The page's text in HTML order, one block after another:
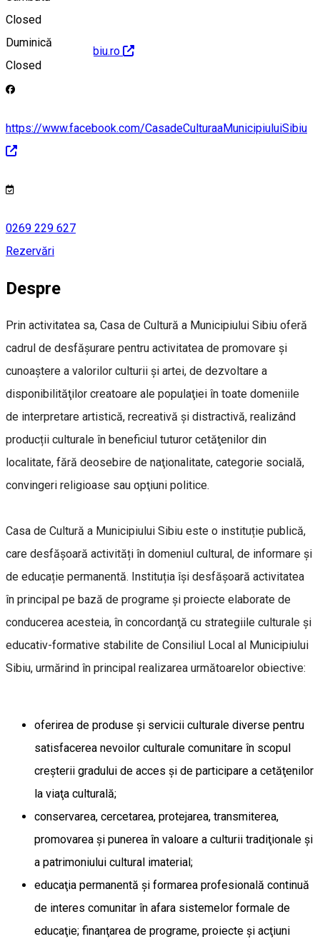
Closed
Duminică
Closed
http://www.ccmsibiu.ro
https://www.facebook.com/CasadeCulturaaMunicipiuluiSibiu
0269 229 627
Rezervări
Despre
Prin activitatea sa, Casa de Cultură a Municipiului Sibiu oferă
cadrul de desfăşurare pentru activitatea de promovare şi
cunoaştere a valorilor culturii şi artei, de dezvoltare a
disponibilităţilor creatoare ale populaţiei în toate domeniile
de interpretare artistică, recreativă şi distractivă, realizând
producții culturale în beneficiul tuturor cetăţenilor din
localitate, fără deosebire de naţionalitate, categorie socială,
convingeri religioase sau opţiuni politice.
Casa de Cultură a Municipiului Sibiu este o instituție publică,
care desfășoară activități în domeniul cultural, de informare și
de educație permanentă. Instituția îşi desfăşoară activitatea
în principal pe bază de programe şi proiecte elaborate de
conducerea acesteia, în concordanţă cu strategiile culturale şi
educativ-formative stabilite de Consiliul Local al Municipiului
Sibiu, urmărind în principal realizarea următoarelor obiective:
oferirea de produse şi servicii culturale diverse pentru
satisfacerea nevoilor culturale comunitare în scopul
creşterii gradului de acces şi de participare a cetăţenilor
la viaţa culturală;
conservarea, cercetarea, protejarea, transmiterea,
promovarea şi punerea în valoare a culturii tradiţionale şi
a patrimoniului cultural imaterial;
educaţia permanentă şi formarea profesională continuă
de interes comunitar în afara sistemelor formale de
educaţie; finanţarea de programe, proiecte şi acţiuni